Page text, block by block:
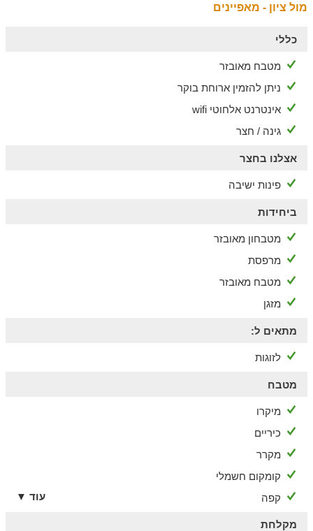
בסביבת המקום תוכלו ליהנות ממקומות אטרקטיבים כגון עיר דוד,
להציע לכם
מול ציון - מאפיינים
כללי
מטבח מאובזר
ניתן להזמין ארוחת בוקר
אינטרנט אלחוטי wifi
גינה / חצר
אצלנו בחצר
פינות ישיבה
ביחידות
מטבחון מאובזר
מרפסת
מטבח מאובזר
מזגן
מתאים ל:
לזוגות
מטבח
מיקרו
כיריים
מקרר
קומקום חשמלי
קפה
עוד ▼
מקלחת